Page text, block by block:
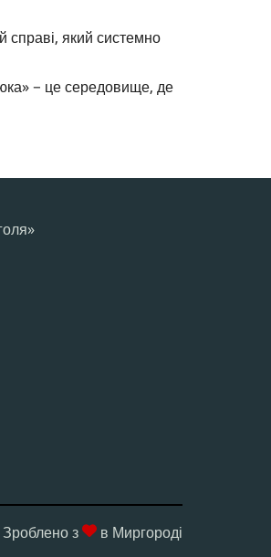
справі, який системно
− це середовище, де
Зроблено з в Миргороді